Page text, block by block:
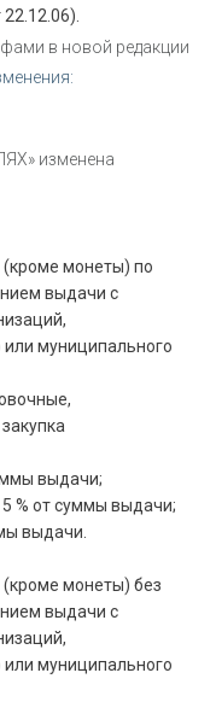
в новой редакции
изменена
монеты) по
выдачи с
муниципального
выдачи;
% от суммы выдачи;
выдачи.
монеты) без
выдачи с
муниципального